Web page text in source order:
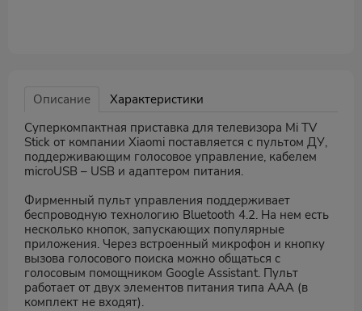
Описание
Характеристики
Суперкомпактная приставка для телевизора Mi TV
Stick от компании Xiaomi поставляется с пультом ДУ,
поддерживающим голосовое управление, кабелем
microUSB – USB и адаптером питания.
Фирменный пульт управления поддерживает
беспроводную технологию Bluetooth 4.2. На нем есть
несколько кнопок, запускающих популярные
приложения. Через встроенный микрофон и кнопку
вызова голосового поиска можно общаться с
голосовым помощником Google Assistant. Пульт
работает от двух элементов питания типа AAA (в
комплект не входят).